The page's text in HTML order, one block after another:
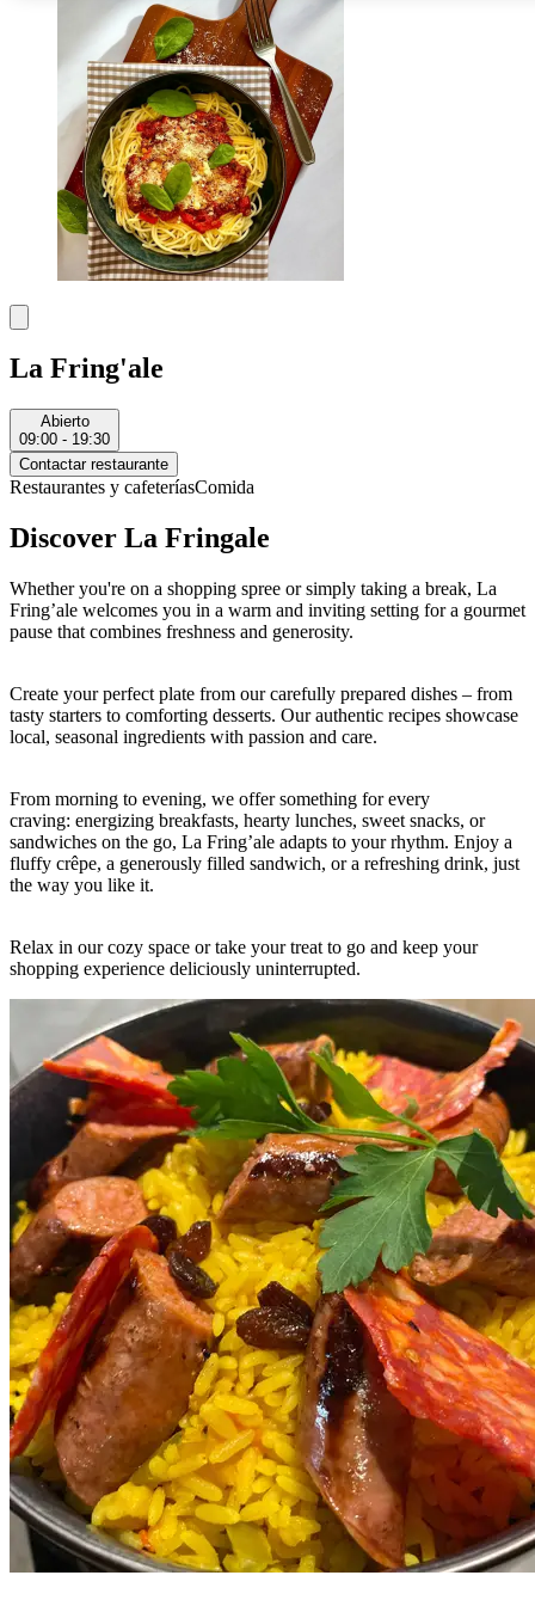
La Fring'ale
Abierto
09:00 - 19:30
Contactar restaurante
Restaurantes y cafeteríasComida
Discover La Fringale
Whether you're on a shopping spree or simply taking a break, La
Fring’ale welcomes you in a warm and inviting setting for a gourmet
pause that combines freshness and generosity.
Create your perfect plate from our carefully prepared dishes – from
tasty starters to comforting desserts. Our authentic recipes showcase
local, seasonal ingredients with passion and care.
From morning to evening, we offer something for every
craving: energizing breakfasts, hearty lunches, sweet snacks, or
sandwiches on the go, La Fring’ale adapts to your rhythm. Enjoy a
fluffy crêpe, a generously filled sandwich, or a refreshing drink, just
the way you like it.
Relax in our cozy space or take your treat to go and keep your
shopping experience deliciously uninterrupted.